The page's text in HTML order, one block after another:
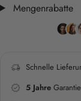
Mengenrabatte
Schnelle
5 Jahre Garantie